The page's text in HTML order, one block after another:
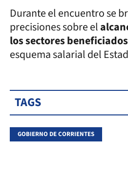
Durante el encuentro se
precisiones sobre el
los sectores beneficiados
esquema salarial del
TAGS
GOBIERNO DE CORRIENTES